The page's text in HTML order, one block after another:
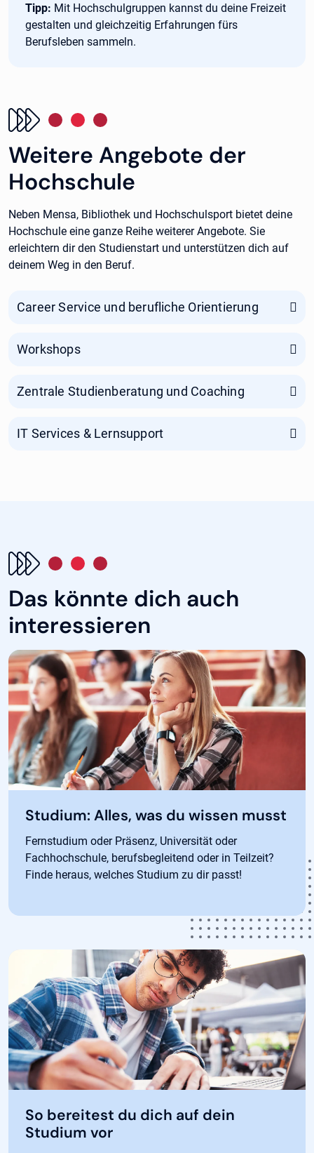
Tipp:
Tipp: Mit Hochschulgruppen kannst du deine Freizeit
gestalten und gleichzeitig Erfahrungen fürs
Berufsleben sammeln.
Weitere Angebote der
Hochschule
Neben Mensa, Bibliothek und Hochschulsport bietet deine
Hochschule eine ganze Reihe weiterer Angebote. Sie
erleichtern dir den Studienstart und unterstützen dich auf
deinem Weg in den Beruf.
Career Service und berufliche Orientierung
Workshops
Zentrale Studienberatung und Coaching
IT Services & Lernsupport
Das könnte dich auch
interessieren
Studium: Alles, was du wissen musst
Fernstudium oder Präsenz, Universität oder
Fachhochschule, berufsbegleitend oder in Teilzeit?
Finde heraus, welches Studium zu dir passt!
So bereitest du dich auf dein
Studium vor